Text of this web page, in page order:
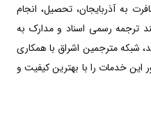
به آذربایجان، تحصیل، انجام
ترجمه رسمی اسناد و مدارک به
شبکه مترجمین اشراق با همکاری
خدمات را با بهترین کیفیت و